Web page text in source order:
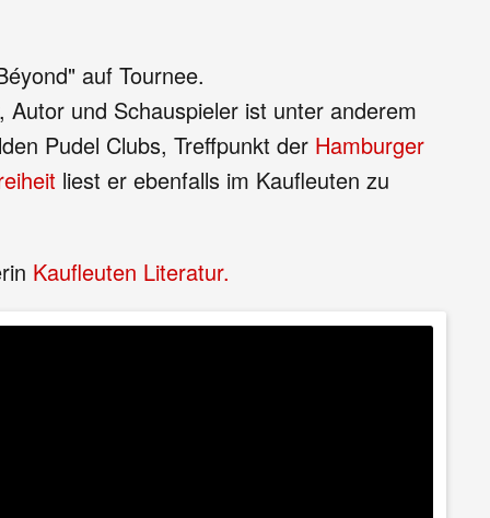
auf Tournee.
und Schauspieler ist unter anderem
Pudel Clubs, Treffpunkt der Hamburger
liest er ebenfalls im Kaufleuten zu
Kaufleuten Literatur.